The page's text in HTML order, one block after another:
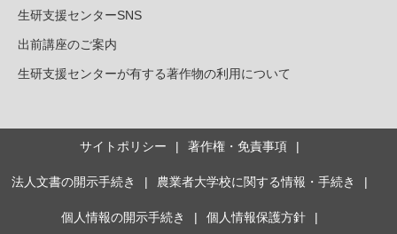
生研支援センターSNS
出前講座のご案内
生研支援センターが有する著作物の利用について
サイトポリシー 著作権・免責事項
法人文書の開示手続き 農業者大学校に関する情報・手続き
個人情報の開示手続き 個人情報保護方針